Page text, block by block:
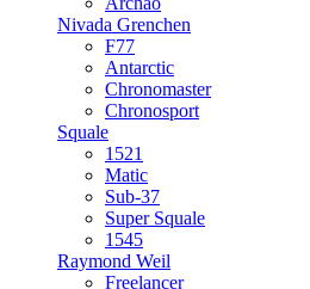
Nivada Grenchen
F77
Antarctic
Chronomaster
Chronosport
Squale
1521
Matic
Sub-37
Super Squale
1545
Raymond Weil
Freelancer